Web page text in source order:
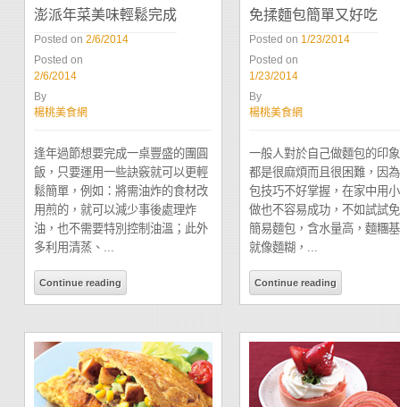
澎派年菜美味輕鬆完成
Posted on2/6/2014
Posted on
2/6/2014
By
楊桃美食網
逢年過節想要完成一桌豐盛的團圓
飯，只要運用一些訣竅就可以更輕
鬆簡單，例如：將需油炸的食材改
用煎的，就可以減少事後處理炸
油，也不需要特別控制油溫；此外
多利用清蒸、...
Continue reading
免揉麵包簡單又好吃
Posted on 1/23/2014
Posted on
1/23/2014
By
楊桃美食網
一般人對於自己做麵包的印
都是很麻煩而且很困難，因
包技巧不好掌握，在家中用
做也不容易成功，不如試試
簡易麵包，含水量高，麵糰
就像麵糊，...
Continue reading